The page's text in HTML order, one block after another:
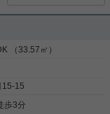
（33.57㎡）
15-15
歩3分